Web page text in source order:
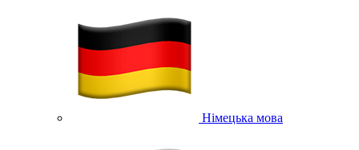
Німецька мова